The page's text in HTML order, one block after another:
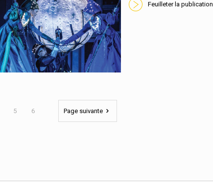
En savoir plus
En savoir plus
Feuilleter la publication
5 6 Page suivante